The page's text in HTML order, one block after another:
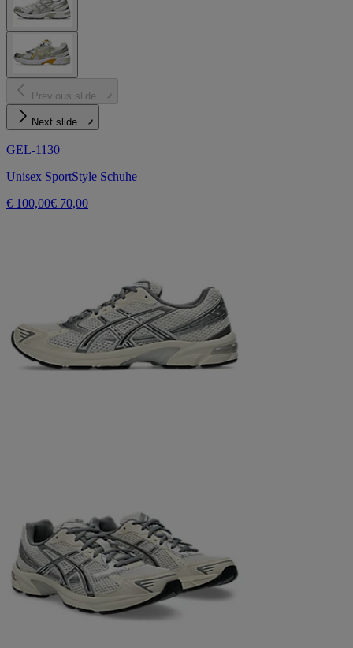
Previous slide
Next slide
GEL-1130
Unisex SportStyle Schuhe
€ 100,00€ 70,00